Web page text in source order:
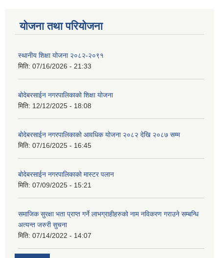
योजना तथा परियोजना
स्थानीय शिक्षा योजना २०८२-२०९१
मिति: 07/16/2026 - 21:33
बोदेबरसाईन नगरपालिकाको शिक्षा योजना
मिति: 12/12/2025 - 18:08
बोदेबरसाईन नगरपालिकाको आवधिक योजना २०८२ देखि २०८७ सम्म
मिति: 07/16/2025 - 16:45
बोदेबरसाईन नगरपालिकाको मास्टर पलान
मिति: 07/09/2025 - 15:21
समाजिक सुरक्षा भता प्राप्त गर्ने लाभग्राहीहरुको नाम नविकरण गराउने सम्बन्धि
अत्यन्त जरुरी सुचना
मिति: 07/14/2022 - 14:07